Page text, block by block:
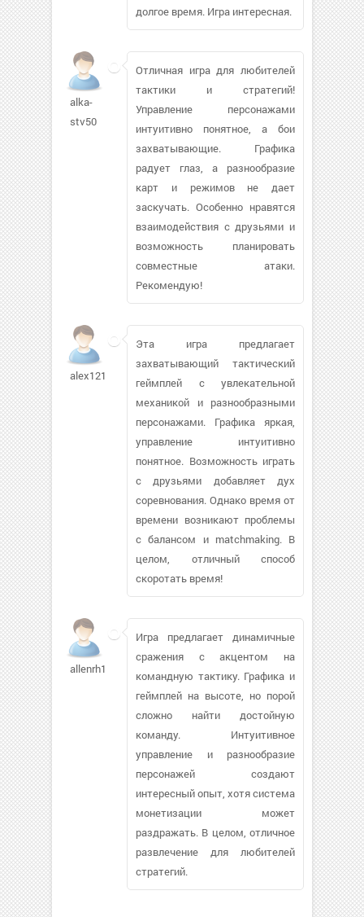
долгое время. Игра интересная.
alka-
stv50
Отличная игра для любителей
тактики и стратегий!
Управление персонажами
интуитивно понятное, а бои
захватывающие. Графика
радует глаз, а разнообразие
карт и режимов не дает
заскучать. Особенно нравятся
взаимодействия с друзьями и
возможность планировать
совместные атаки.
Рекомендую!
alex12103633
Эта игра предлагает
захватывающий тактический
геймплей с увлекательной
механикой и разнообразными
персонажами. Графика яркая,
управление интуитивно
понятное. Возможность играть
с друзьями добавляет дух
соревнования. Однако время от
времени возникают проблемы
с балансом и matchmaking. В
целом, отличный способ
скоротать время!
allenrh187
Игра предлагает динамичные
сражения с акцентом на
командную тактику. Графика и
геймплей на высоте, но порой
сложно найти достойную
команду. Интуитивное
управление и разнообразие
персонажей создают
интересный опыт, хотя система
монетизации может
раздражать. В целом, отличное
развлечение для любителей
стратегий.